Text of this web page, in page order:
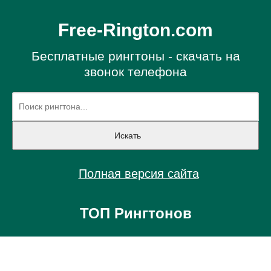
Free-Rington.com
Бесплатные рингтоны - скачать на
звонок телефона
Полная версия сайта
ТОП Рингтонов